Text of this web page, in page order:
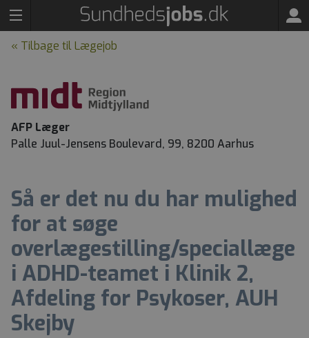
« Tilbage til Lægejob
AFP Læger
Palle Juul-Jensens Boulevard, 99, 8200 Aarhus
Så er det nu du har mulighed
for at søge
overlægestilling/speciallæge
i ADHD-teamet i Klinik 2,
Afdeling for Psykoser, AUH
Skejby